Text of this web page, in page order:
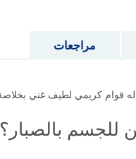
للجسم بالصبار؟
مراجعات